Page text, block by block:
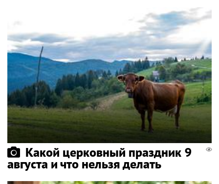
Какой церковный праздник 9
августа и что нельзя делать